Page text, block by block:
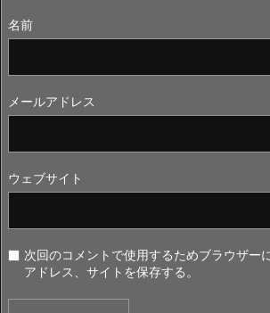
名前
メールアドレス
ウェブサイト
次回のコメントで使用するためブラウザー
アドレス、サイトを保存する。